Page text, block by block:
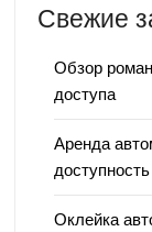
Свежие
Обзор
доступа
Аренда
доступность
Оклейка